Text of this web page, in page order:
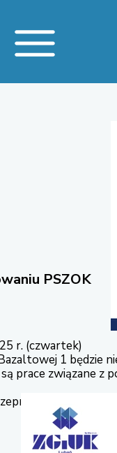
PSZOK
r. (czwartek)
1 będzie
prace związane z
i